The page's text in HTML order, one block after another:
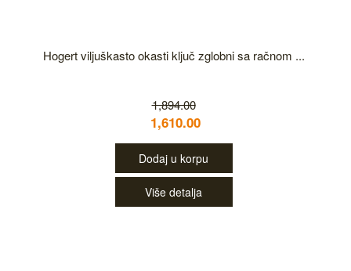
Hogert viljuškasto okasti ključ zglobni sa račnom ...
1,894.00
1,610.00
Dodaj u korpu
Više detalja